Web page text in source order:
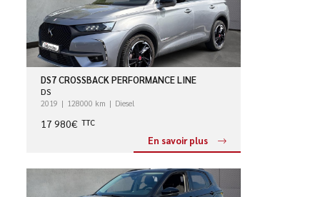
DS7 CROSSBACK PERFORMANCE LINE
DS
2019 128000 km Diesel
17 980€ TTC
En savoir plus